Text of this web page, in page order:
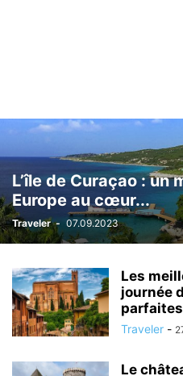
L’île de Curaçao : un
Europe au cœur...
Traveler - 07.09.2023
Les
journée
parfaites
Traveler -
Le